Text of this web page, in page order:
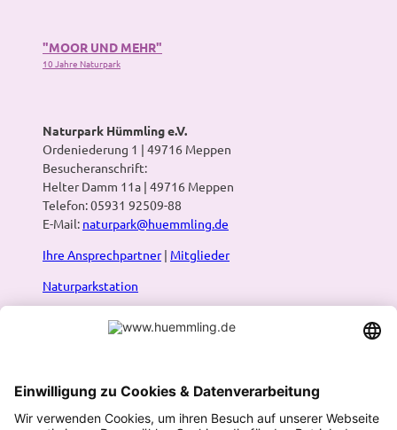
"MOOR UND MEHR"
10 Jahre Naturpark
Naturpark Hümmling e.V.
Ordeniederung 1 | 49716 Meppen
Besucheranschrift:
Helter Damm 11a | 49716 Meppen
Telefon: 05931 92509-88
E-Mail: naturpark@huemmling.de
Ihre Ansprechpartner| Mitglieder
Naturparkstation